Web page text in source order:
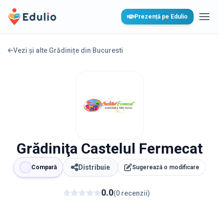
Edulio Prezență pe Edulio
Vezi și alte Grădinițe din Bucuresti
Grădiniţa Castelul Fermecat
Compară Distribuie Sugerează o modificare
0.0(0 recenzii)